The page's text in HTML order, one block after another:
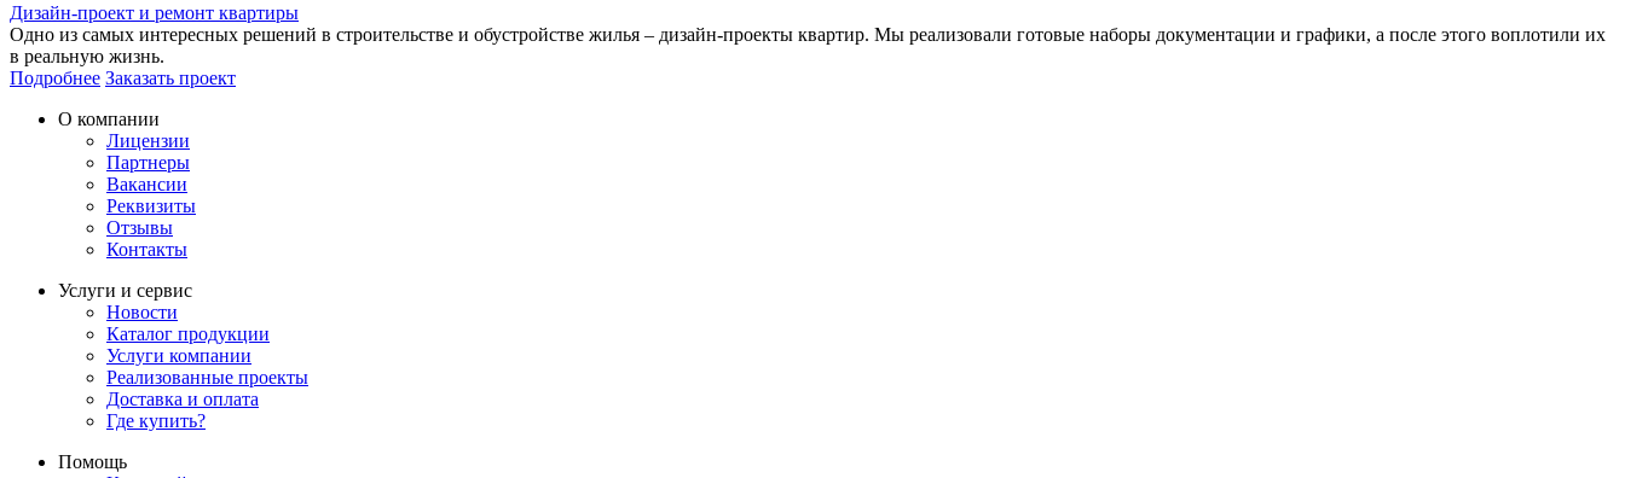
Дизайн-проект и ремонт квартиры
Одно из самых интересных решений в строительстве и обустройстве жилья – дизайн-проекты квартир. Мы реализовали готовые наборы документации и графики, а после этого воплотили их
в реальную жизнь.
Подробнее Заказать проект
О компании
Лицензии
Партнеры
Вакансии
Реквизиты
Отзывы
Контакты
Услуги и сервис
Новости
Каталог продукции
Услуги компании
Реализованные проекты
Доставка и оплата
Где купить?
Помощь